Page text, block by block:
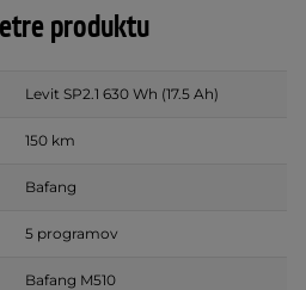
produktu
Levit SP2.1 630 Wh (17.5 Ah)
150 km
Bafang
5 programov
Bafang M510